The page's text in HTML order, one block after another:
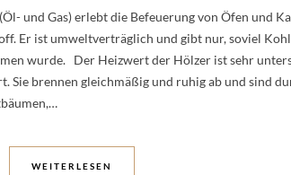
und Gas) erlebt die Befeuerung von Öfen und
Er ist umweltverträglich und gibt nur, soviel
wurde. Der Heizwert der Hölzer ist sehr
Sie brennen gleichmäßig und ruhig ab und sind
WEITERLESEN